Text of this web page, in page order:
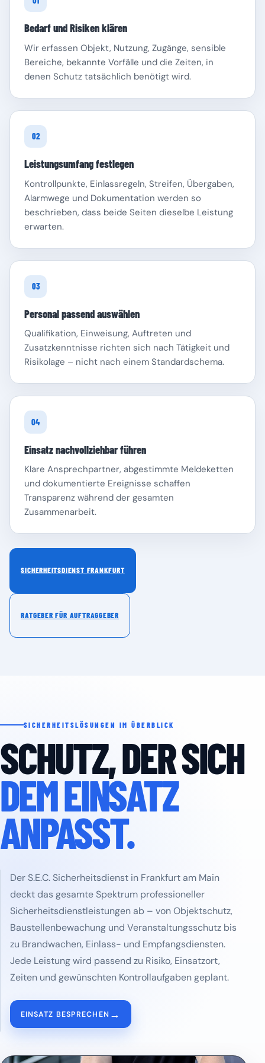
Schleswig-Holstein Thüringen
Bedarf und Risiken klären
Wir erfassen Objekt, Nutzung, Zugänge, sensible
Bereiche, bekannte Vorfälle und die Zeiten, in
denen Schutz tatsächlich benötigt wird.
02
Leistungsumfang festlegen
Kontrollpunkte, Einlassregeln, Streifen, Übergaben,
Alarmwege und Dokumentation werden so
beschrieben, dass beide Seiten dieselbe Leistung
erwarten.
03
Personal passend auswählen
Qualifikation, Einweisung, Auftreten und
Zusatzkenntnisse richten sich nach Tätigkeit und
Risikolage – nicht nach einem Standardschema.
04
Einsatz nachvollziehbar führen
Klare Ansprechpartner, abgestimmte Meldeketten
und dokumentierte Ereignisse schaffen
Transparenz während der gesamten
Zusammenarbeit.
SICHERHEITSDIENST FRANKFURT
RATGEBER FÜR AUFTRAGGEBER
SICHERHEITSLÖSUNGEN IM ÜBERBLICK
SCHUTZ, DER SICH
DEM EINSATZ
ANPASST.
Der S.E.C. Sicherheitsdienst in Frankfurt am Main
deckt das gesamte Spektrum professioneller
Sicherheitsdienstleistungen ab – von Objektschutz,
Baustellenbewachung und Veranstaltungsschutz bis
zu Brandwachen, Einlass- und Empfangsdiensten.
Jede Leistung wird passend zu Risiko, Einsatzort,
Zeiten und gewünschten Kontrollaufgaben geplant.
EINSATZ BESPRECHEN →